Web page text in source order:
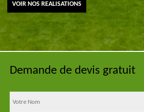
VOIR NOS REALISATIONS
Demande de devis gratuit